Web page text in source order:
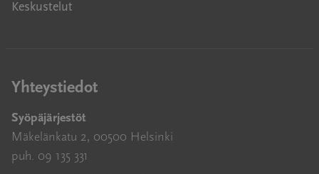
Keskustelut
Yhteystiedot
Syöpäjärjestöt
Mäkelänkatu 2, 00500 Helsinki
puh. 09 135 331